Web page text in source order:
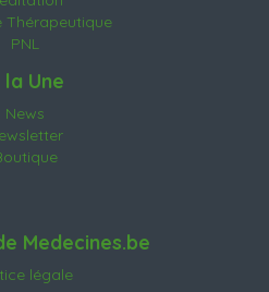
Thérapeutique
PNL
la Une
News
Medecines.be
légale